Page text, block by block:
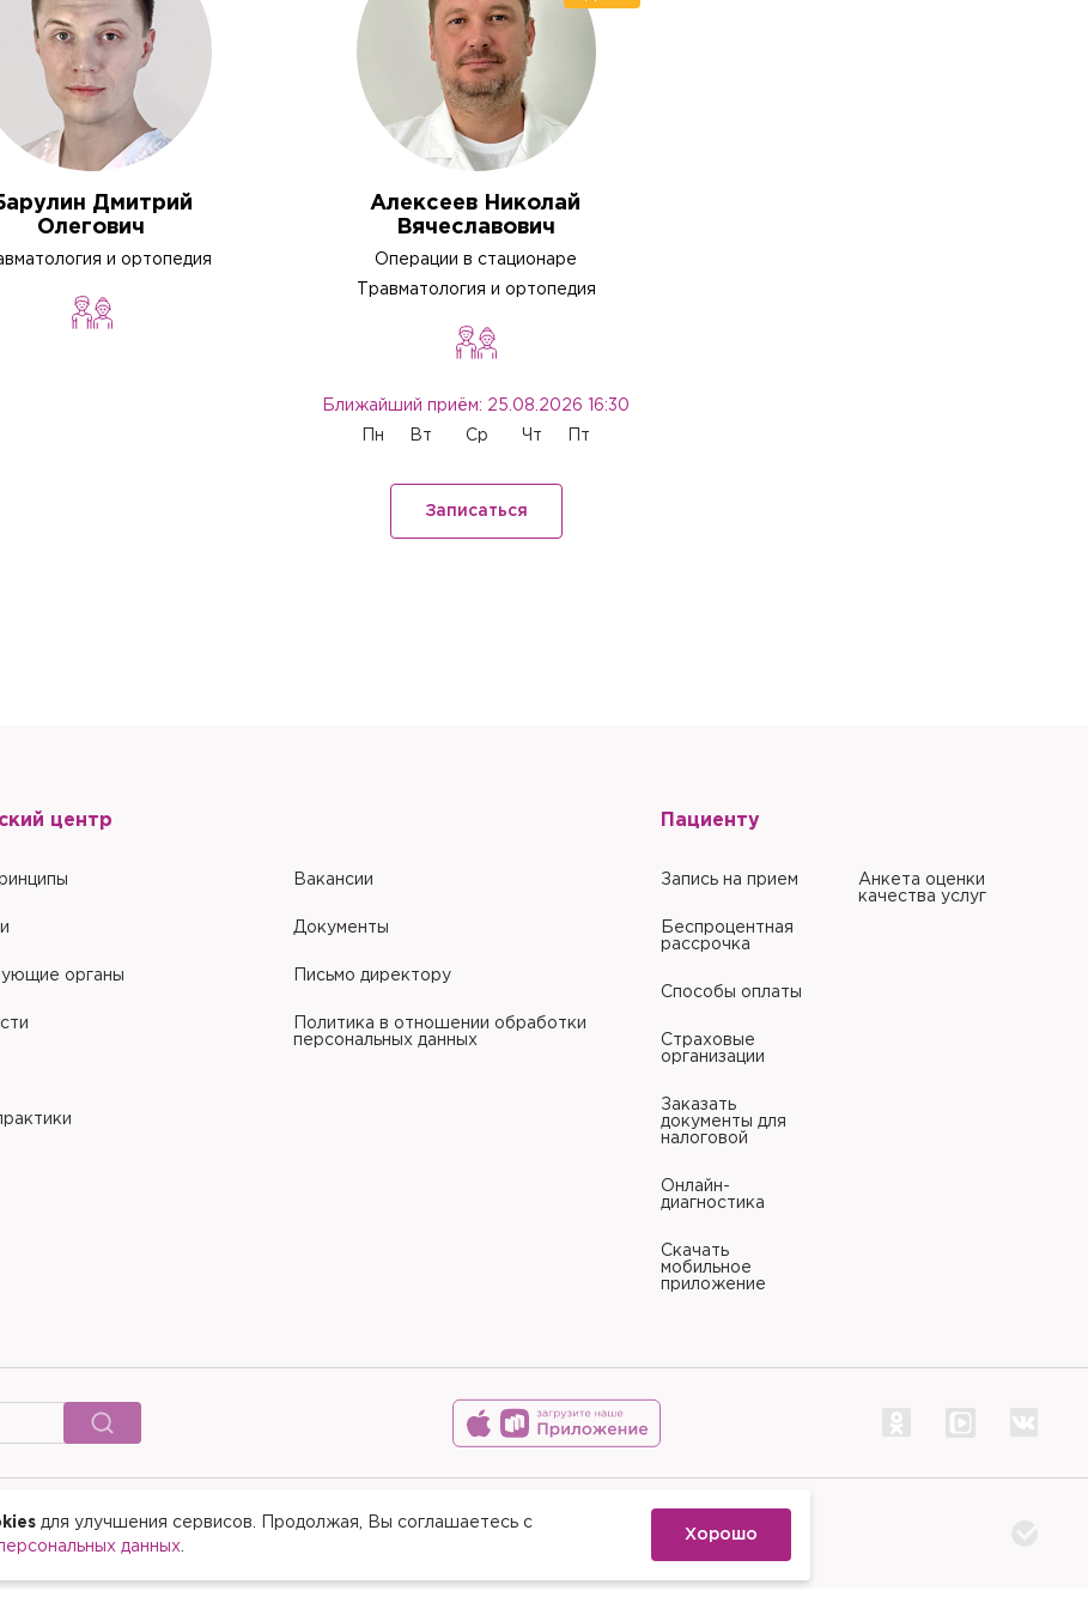
Дмитрий
Олегович
и ортопедия
Алексеев Николай
Вячеславович
Операции в стационаре
Травматология и ортопедия
Ближайший приём: 25.08.2026 16:30
Пн Вт Ср Чт Пт
Записаться
для улучшения сервисов. Продолжая, Вы соглашаетесь с
данных
Хорошо
центр
органы
Вакансии
Документы
Письмо директору
Политика в отношении обработки
персональных данных
Пациенту
Запись на прием
Беспроцентная
рассрочка
Способы оплаты
Страховые
организации
Заказать
документы для
налоговой
Онлайн-
диагностика
Скачать
мобильное
приложение
Анкета оценки
качества услуг
© 2015-2026 Медицинский центр «Палитра»